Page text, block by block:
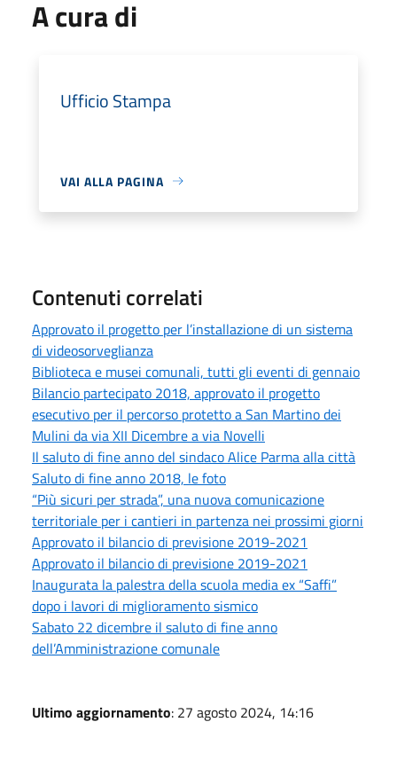
A cura di
Ufficio Stampa
VAI ALLA PAGINA
Contenuti correlati
Approvato il progetto per l’installazione di un sistema
di videosorveglianza
Biblioteca e musei comunali, tutti gli eventi di gennaio
Bilancio partecipato 2018, approvato il progetto
esecutivo per il percorso protetto a San Martino dei
Mulini da via XII Dicembre a via Novelli
Il saluto di fine anno del sindaco Alice Parma alla città
Saluto di fine anno 2018, le foto
“Più sicuri per strada”, una nuova comunicazione
territoriale per i cantieri in partenza nei prossimi giorni
Approvato il bilancio di previsione 2019-2021
Approvato il bilancio di previsione 2019-2021
Inaugurata la palestra della scuola media ex “Saffi”
dopo i lavori di miglioramento sismico
Sabato 22 dicembre il saluto di fine anno
dell’Amministrazione comunale
Ultimo aggiornamento: 27 agosto 2024, 14:16